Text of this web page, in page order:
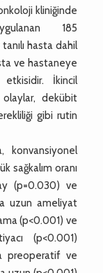
kliniğinde
185
hasta dahil
ve hastaneye
etkisidir. İkincil
dekübit
gibi rutin
konvansiyonel
sağkalım oranı
(p=0.030) ve
uzun ameliyat
(p<0.001) ve
(p<0.001)
preoperatif ve